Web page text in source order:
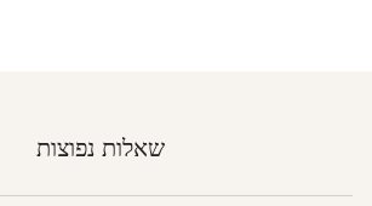
שאלות נפוצות